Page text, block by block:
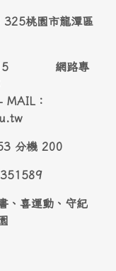
桃園市龍潭區
網路專
：
分機 200
、喜運動、守紀